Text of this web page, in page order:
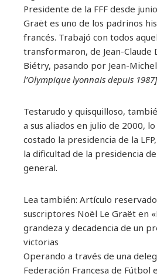
Presidente de la FFF desde
Graët es uno de los padrinos
francés. Trabajó con todos
transformaron, de Jean-Claude
Biétry, pasando por Jean-Michel
l’Olympique lyonnais depuis 1987]
Testarudo y quisquilloso,
a sus aliados en julio de 2000,
costado la presidencia de la
la dificultad de la presidencia
general.
Lea también: Artículo
suscriptores Noël Le Graët en
grandeza y decadencia de un
victorias
Operando a través de una
Federación Francesa de Fútbol